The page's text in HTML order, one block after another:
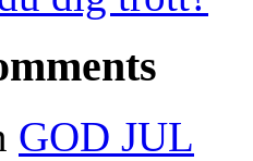
GOD JUL